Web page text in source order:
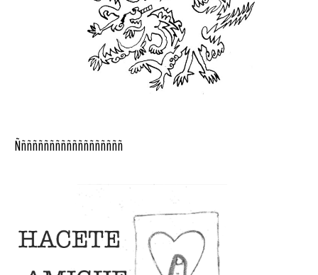
Ñññññññññññññññññññ